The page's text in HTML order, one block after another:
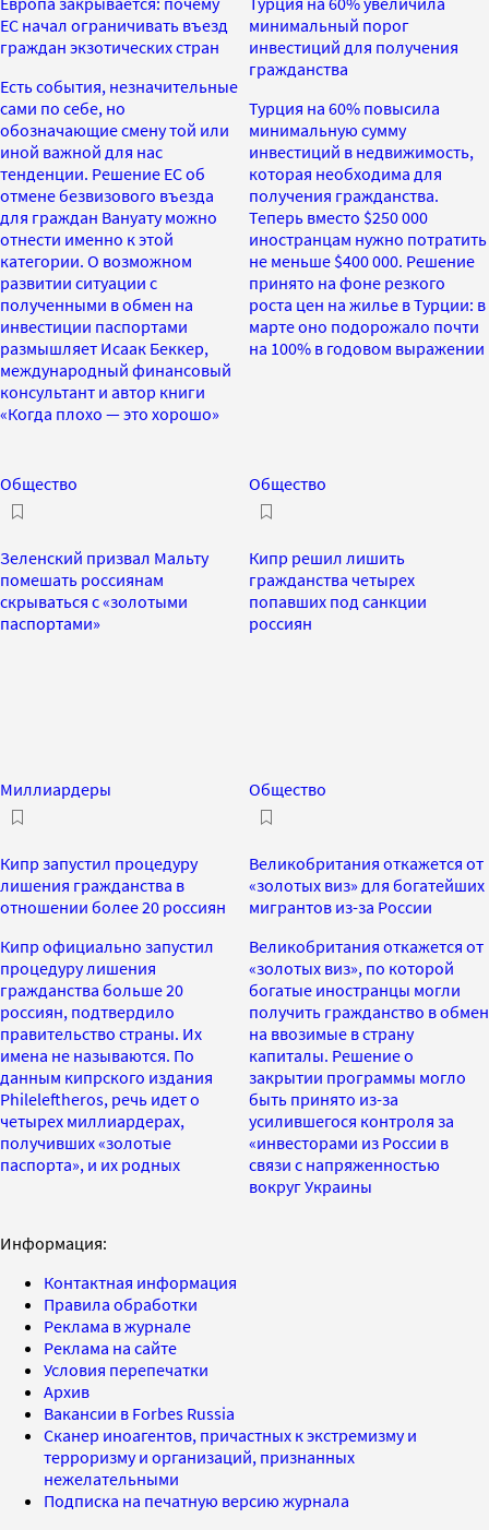
ЕС начал ограничивать въезд
граждан экзотических стран
Есть события, незначительные
сами по себе, но
обозначающие смену той или
иной важной для нас
тенденции. Решение ЕС об
отмене безвизового въезда
для граждан Вануату можно
отнести именно к этой
категории. О возможном
развитии ситуации с
полученными в обмен на
инвестиции паспортами
размышляет Исаак Беккер,
международный финансовый
консультант и автор книги
«Когда плохо — это хорошо»
минимальный порог
инвестиций для получения
гражданства
Турция на 60% повысила
минимальную сумму
инвестиций в недвижимость,
которая необходима для
получения гражданства.
Теперь вместо $250 000
иностранцам нужно потратить
не меньше $400 000. Решение
принято на фоне резкого
роста цен на жилье в Турции: в
марте оно подорожало почти
на 100% в годовом выражении
Общество
Зеленский призвал Мальту
помешать россиянам
скрываться с «золотыми
паспортами»
Общество
Кипр решил лишить
гражданства четырех
попавших под санкции
россиян
Миллиардеры
Кипр запустил процедуру
лишения гражданства в
отношении более 20 россиян
Кипр официально запустил
процедуру лишения
гражданства больше 20
россиян, подтвердило
правительство страны. Их
имена не называются. По
данным кипрского издания
Phileleftheros, речь идет о
четырех миллиардерах,
получивших «золотые
паспорта», и их родных
Общество
Великобритания откажется от
«золотых виз» для богатейших
мигрантов из-за России
Великобритания откажется от
«золотых виз», по которой
богатые иностранцы могли
получить гражданство в обмен
на ввозимые в страну
капиталы. Решение о
закрытии программы могло
быть принято из-за
усилившегося контроля за
«инвесторами из России в
связи с напряженностью
вокруг Украины
Информация:
Контактная информация
Правила обработки
Реклама в журнале
Реклама на сайте
Условия перепечатки
Архив
Вакансии в Forbes Russia
Сканер иноагентов, причастных к экстремизму и
терроризму и организаций, признанных
нежелательными
Подписка на печатную версию журнала